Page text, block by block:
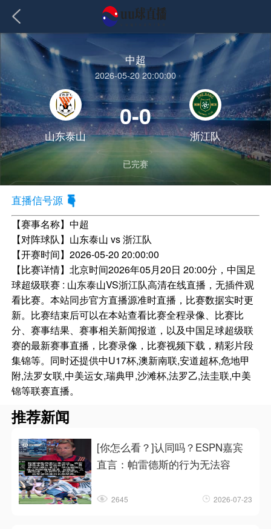
中超
2026-05-20 20:00:00
山东泰山
0-0
浙江队
已完赛
直播信号源
【赛事名称】中超
【对阵球队】 山东泰山 vs 浙江队
【开赛时间】2026-05-20 20:00:00
【比赛详情】北京时间2026年05月20日 20:00分，中国足
球超级联赛 : 山东泰山VS浙江队高清在线直播，无插件观
看比赛。本站同步官方直播源准时直播，比赛数据实时更
新。比赛结束后可以在本站查看比赛全程录像、比赛比
分、赛事结果、赛事相关新闻报道，以及中国足球超级联
赛的最新赛事直播，比赛录像，比赛视频下载，精彩片段
集锦等。同时还提供中U17杯,澳新南联,安道超杯,危地甲
附,法罗女联,中美运女,瑞典甲,沙滩杯,法罗乙,法圭联,中美
锦等联赛直播。
推荐新闻
[你怎么看？]认同吗？ESPN嘉宾
直言：帕雷德斯的行为无法容
2645 2026-07-23